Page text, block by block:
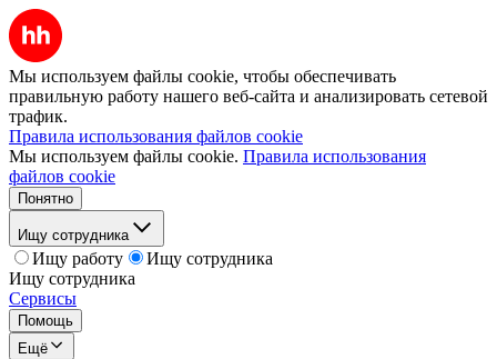
Мы используем файлы cookie, чтобы обеспечивать
правильную работу нашего веб-сайта и анализировать сетевой
трафик.
Правила использования файлов cookie
Мы используем файлы cookie. Правила использования
файлов cookie
Понятно
Ищу сотрудника
Ищу работу
Ищу сотрудника
Ищу сотрудника
Сервисы
Помощь
Ещё